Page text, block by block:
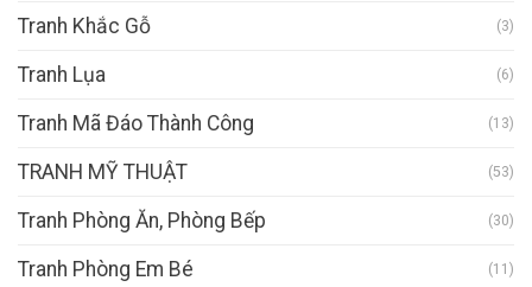
Tranh Khắc Gỗ (3)
Tranh Lụa (6)
Tranh Mã Đáo Thành Công (13)
TRANH MỸ THUẬT (53)
Tranh Phòng Ăn, Phòng Bếp (30)
Tranh Phòng Em Bé (11)